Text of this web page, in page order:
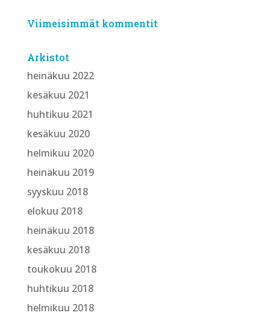
Viimeisimmät kommentit
Arkistot
heinäkuu 2022
kesäkuu 2021
huhtikuu 2021
kesäkuu 2020
helmikuu 2020
heinäkuu 2019
syyskuu 2018
elokuu 2018
heinäkuu 2018
kesäkuu 2018
toukokuu 2018
huhtikuu 2018
helmikuu 2018